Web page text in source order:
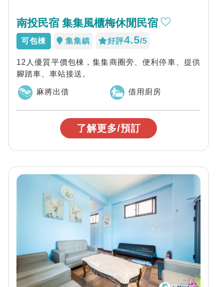
南投民宿 集集風櫃梅休閒民宿
可包棟 集集鎮 好評4.5/5
12人優質平價包棟，集集商圈旁、便利停車、提供
腳踏車、車站接送。
麻將出借 借用廚房
了解更多/預訂